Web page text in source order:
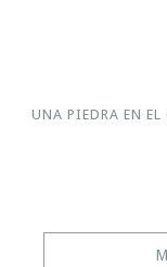
UNA PIEDRA EN